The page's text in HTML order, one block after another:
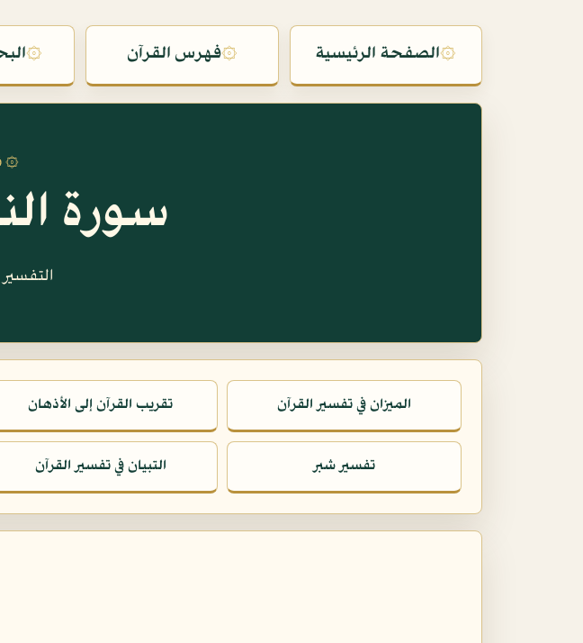
۞الصفحة الرئيسية ۞فهرس القرآن ۞
۞
سورة
التفسير
الميزان في تفسير القرآن تقريب القرآن إلى الأذهان
تفسير شبر التبيان في تفسير القرآن